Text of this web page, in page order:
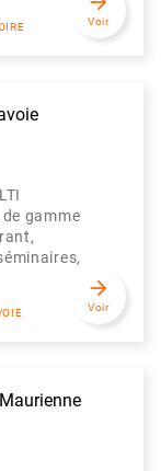
Voir
gamme
arrow_forward
Voir